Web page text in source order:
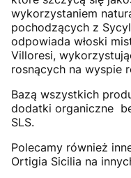
wykorzystaniem
pochodzących z
odpowiada włoski
Villoresi,
rosnących na wyspie
Bazą wszystkich
dodatki organiczne
SLS.
Polecamy również
Ortigia Sicilia na